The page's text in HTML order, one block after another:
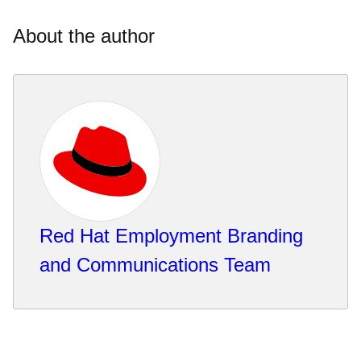
About the author
Red Hat Employment Branding
and Communications Team